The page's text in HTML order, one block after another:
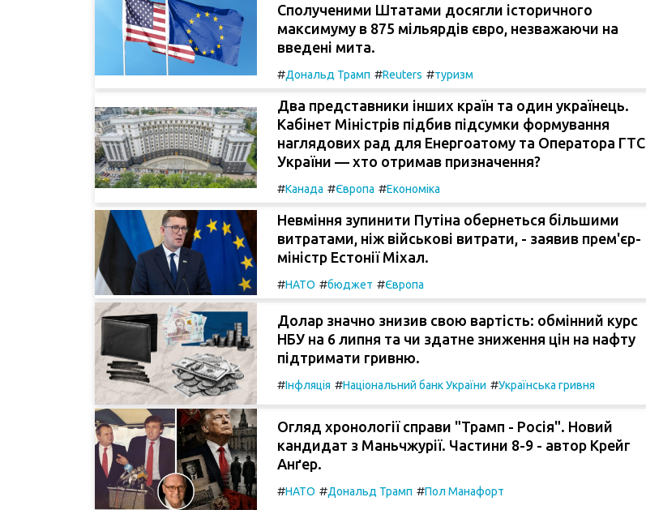
Сполученими Штатами досягли історичного
максимуму в 875 мільярдів євро, незважаючи на
введені мита.
#Дональд Трамп #Reuters #туризм
Два представники інших країн та один українець.
Кабінет Міністрів підбив підсумки формування
наглядових рад для Енергоатому та Оператора ГТС
України — хто отримав призначення?
#Канада #Європа #Економіка
Невміння зупинити Путіна обернеться більшими
витратами, ніж військові витрати, - заявив прем'єр-
міністр Естонії Міхал.
#НАТО #бюджет #Європа
Долар значно знизив свою вартість: обмінний курс
НБУ на 6 липня та чи здатне зниження цін на нафту
підтримати гривню.
#Інфляція #Національний банк України #Українська гривня
Огляд хронології справи "Трамп - Росія". Новий
кандидат з Маньчжурії. Частини 8-9 - автор Крейг
Анґер.
#НАТО #Дональд Трамп #Пол Манафорт